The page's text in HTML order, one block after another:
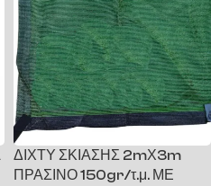
ΔΙΧΤΥ ΣΚΙΑΣΗΣ 2mΧ3m
ΠΡΑΣΙΝΟ 150gr/τ.μ. ΜΕ